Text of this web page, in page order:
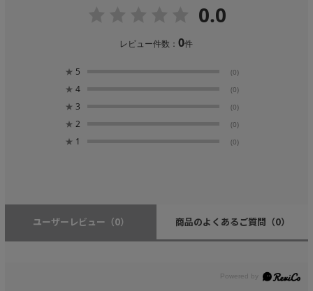
0.0
レビュー件数：0件
★ 5 (0)
★ 4 (0)
★ 3 (0)
★ 2 (0)
★ 1 (0)
ユーザーレビュー （0） 商品のよくあるご質問 （0）